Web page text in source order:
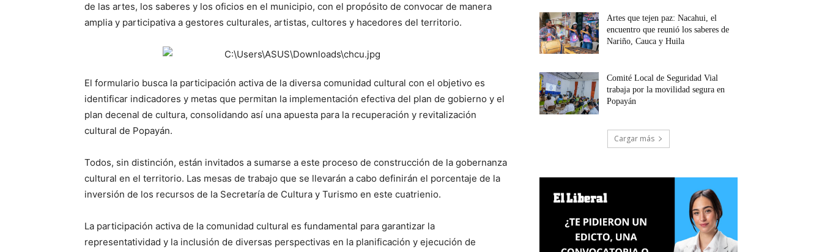
de las artes, los saberes y los oficios en el municipio, con el propósito de convocar de manera
amplia y participativa a gestores culturales, artistas, cultores y hacedores del territorio.
El formulario busca la participación activa de la diversa comunidad cultural con el objetivo es
identificar indicadores y metas que permitan la implementación efectiva del plan de gobierno y el
plan decenal de cultura, consolidando así una apuesta para la recuperación y revitalización
cultural de Popayán.
Todos, sin distinción, están invitados a sumarse a este proceso de construcción de la gobernanza
cultural en el territorio. Las mesas de trabajo que se llevarán a cabo definirán el porcentaje de la
inversión de los recursos de la Secretaría de Cultura y Turismo en este cuatrienio.
La participación activa de la comunidad cultural es fundamental para garantizar la
representatividad y la inclusión de diversas perspectivas en la planificación y ejecución de
Artes que tejen paz: Nacahui, el
encuentro que reunió los saberes de
Nariño, Cauca y Huila
Comité Local de Seguridad Vial
trabaja por la movilidad segura en
Popayán
Cargar más